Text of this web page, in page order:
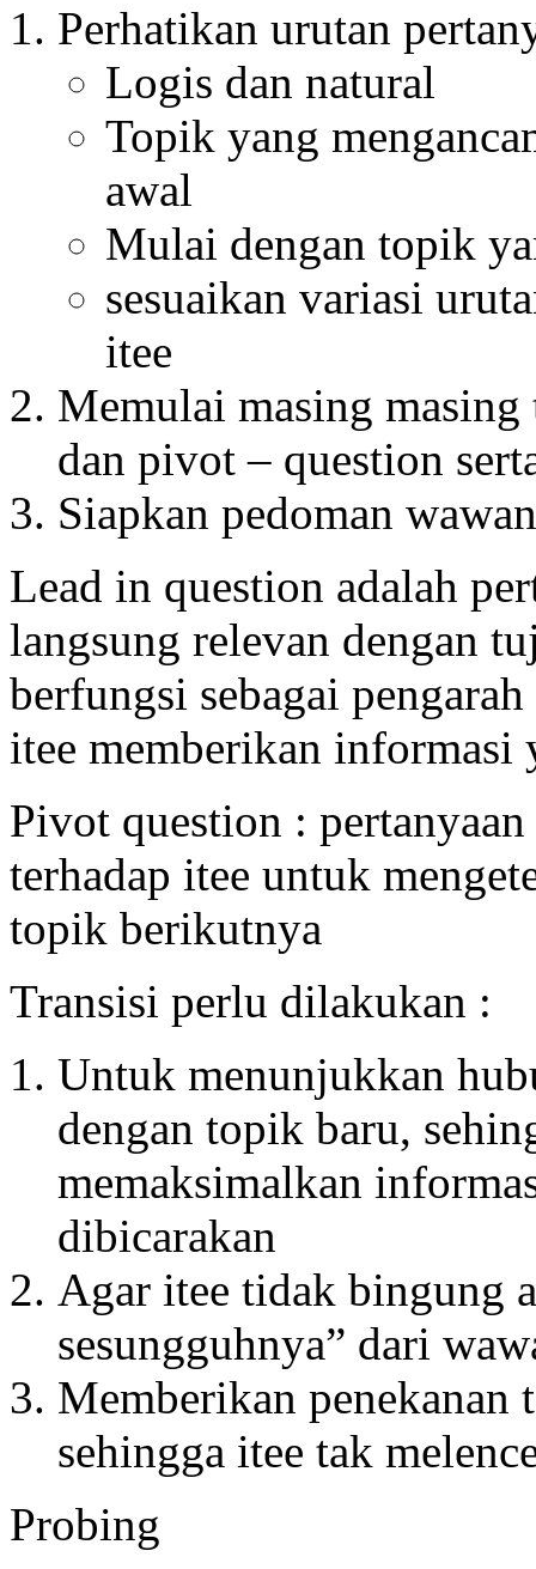
Perhatikan urutan
Logis dan natural
Topik yang
awal
Mulai dengan topik
sesuaikan variasi
itee
Memulai masing
dan pivot – question
Siapkan pedoman
Lead in question adalah
langsung relevan dengan
berfungsi sebagai
itee memberikan informasi
Pivot question :
terhadap itee untuk
topik berikutnya
Transisi perlu dilakukan :
Untuk menunjukkan
dengan topik baru,
memaksimalkan
dibicarakan
Agar itee tidak bingung
sesungguhnya” dari
Memberikan
sehingga itee tak
Probing